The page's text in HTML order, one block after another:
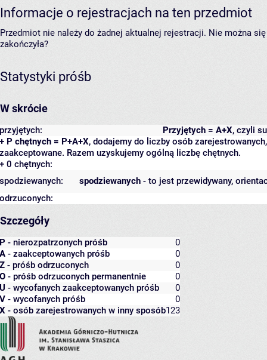
Informacje o rejestracjach na ten przedmiot
Przedmiot nie należy do żadnej aktualnej rejestracji. Nie można
zakończyła?
Statystyki próśb
W skrócie
Przyjętych = A+X, czyli
przyjętych:
+ P chętnych = P+A+X, dodajemy do liczby osób
zaakceptowane. Razem uzyskujemy ogólną liczbę chętnych.
+ 0 chętnych:
spodziewanych - to jest przewidywany,
spodziewanych:
odrzuconych:
Szczegóły
P - nierozpatrzonych próśb
0
A - zaakceptowanych próśb
0
Z - próśb odrzuconych
0
O - próśb odrzuconych permanentnie
0
U - wycofanych zaakceptowanych próśb
0
V - wycofanych próśb
0
X - osób zarejestrowanych w inny sposób123